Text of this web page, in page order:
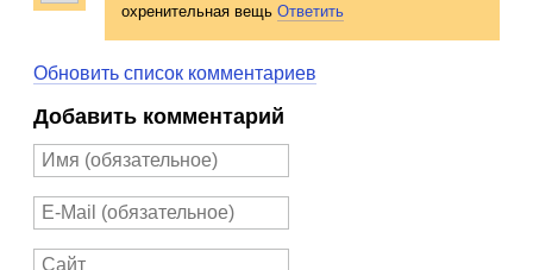
охренительная вещь Ответить
Обновить список комментариев
Добавить комментарий